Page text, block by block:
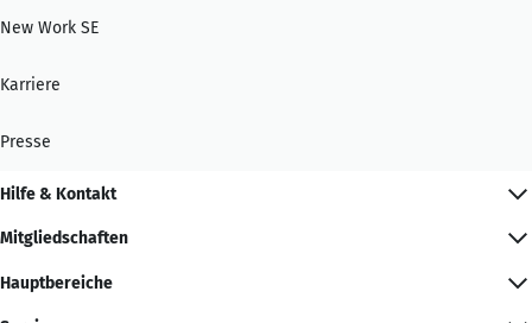
New Work SE
Karriere
Presse
Hilfe & Kontakt
Mitgliedschaften
Hauptbereiche